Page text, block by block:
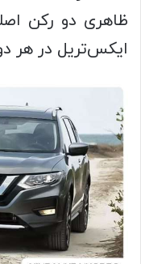
ایکس‌تریل در هر